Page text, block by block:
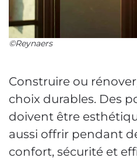
©Reynaers
Construire ou
choix durables. Des
doivent être
aussi offrir pendant
confort, sécurité et